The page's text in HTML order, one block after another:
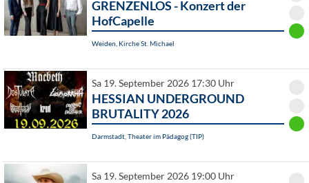
GRENZENLOS - Konzert der
HofCapelle
Weiden, Kirche St. Michael
Sa 19. September 2026 17:30 Uhr
HESSIAN UNDERGROUND
BRUTALITY 2026
Darmstadt, Theater im Pädagog (TIP)
Sa 19. September 2026 19:00 Uhr